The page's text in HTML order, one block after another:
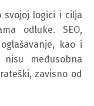
svojoj logici i cilja
odluke. SEO,
kao i
međusobna
zavisno od